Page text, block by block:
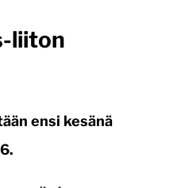
liiton
ensi kesänä